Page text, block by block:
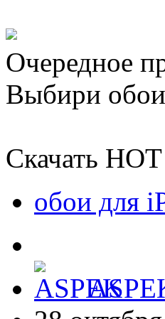
Очередное
Выбири обои
Скачать
обои для